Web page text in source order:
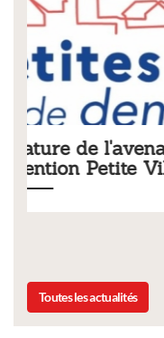
Tarifs
délibération du
Toutes les actualités